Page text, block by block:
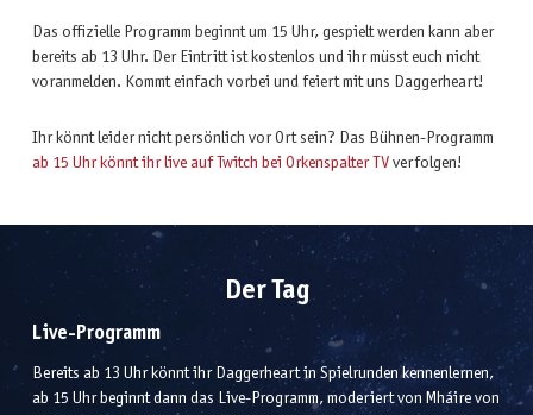
Das offizielle Programm beginnt um 15 Uhr, gespielt werden kann aber
bereits ab 13 Uhr. Der Eintritt ist kostenlos und ihr müsst euch nicht
voranmelden. Kommt einfach vorbei und feiert mit uns Daggerheart!
Ihr könnt leider nicht persönlich vor Ort sein? Das Bühnen-Programm
ab 15 Uhr könnt ihr live auf Twitch bei Orkenspalter TVverfolgen!
Der Tag
Live-Programm
Bereits ab 13 Uhr könnt ihr Daggerheart in Spielrunden kennenlernen,
ab 15 Uhr beginnt dann das Live-Programm, moderiert von Mháire von